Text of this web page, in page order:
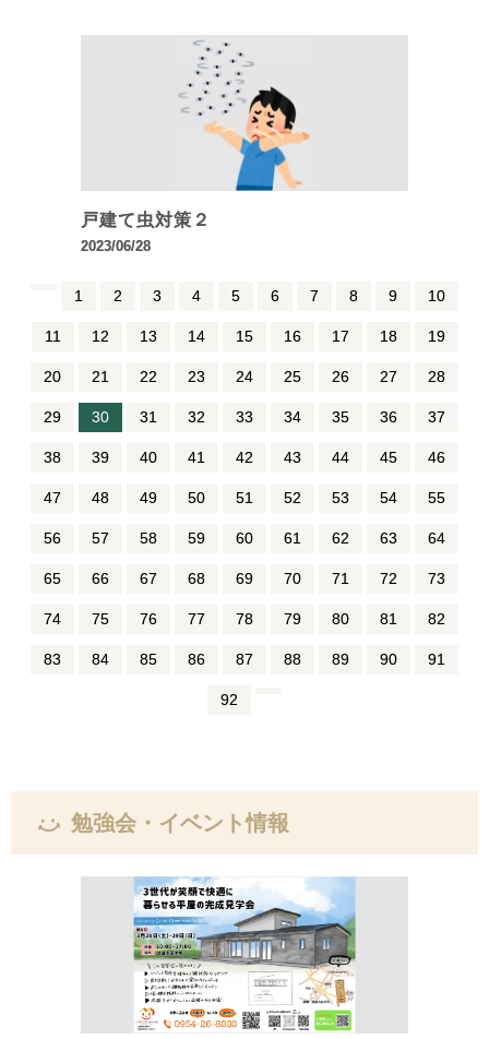
戸建て虫対策２
2023/06/28
1 2 3 4 5 6 7 8 9 10
11 12 13 14 15 16 17 18 19
20 21 22 23 24 25 26 27 28
29 30 31 32 33 34 35 36 37
38 39 40 41 42 43 44 45 46
47 48 49 50 51 52 53 54 55
56 57 58 59 60 61 62 63 64
65 66 67 68 69 70 71 72 73
74 75 76 77 78 79 80 81 82
83 84 85 86 87 88 89 90 91
92
勉強会・イベント情報